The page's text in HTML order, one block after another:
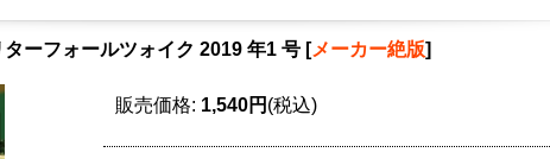
ーフォールツォイク 2019 年1 号 [メーカー絶版]
販売価格: 1,540円 (税込)